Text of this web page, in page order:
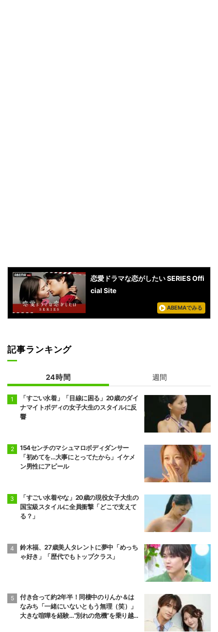
恋愛ドラマな恋がしたい SERIES Offi
cial Site
ABEMAでみる
記事ランキング
24時間 週間
「すごい水着」「目線に困る」20歳のダイ
ナマイトボディの女子大生のスタイルに反
響
154センチのマシュマロボディダンサー
「初めてを…大事にとってたから」イケメ
ン男性にアピール
「すごい水着やな」20歳の現役女子大生の
国宝級スタイルに全員衝撃「どこで支えて
る？」
鈴木福、27歳美人タレントに夢中「めっち
ゃ好き」「歴代でもトップクラス」
付き合って約2年半！同棲中のりんか＆は
なみち「一緒にいないともう無理（笑）」
大きな喧嘩を経験…“別れの危機”を乗り越え